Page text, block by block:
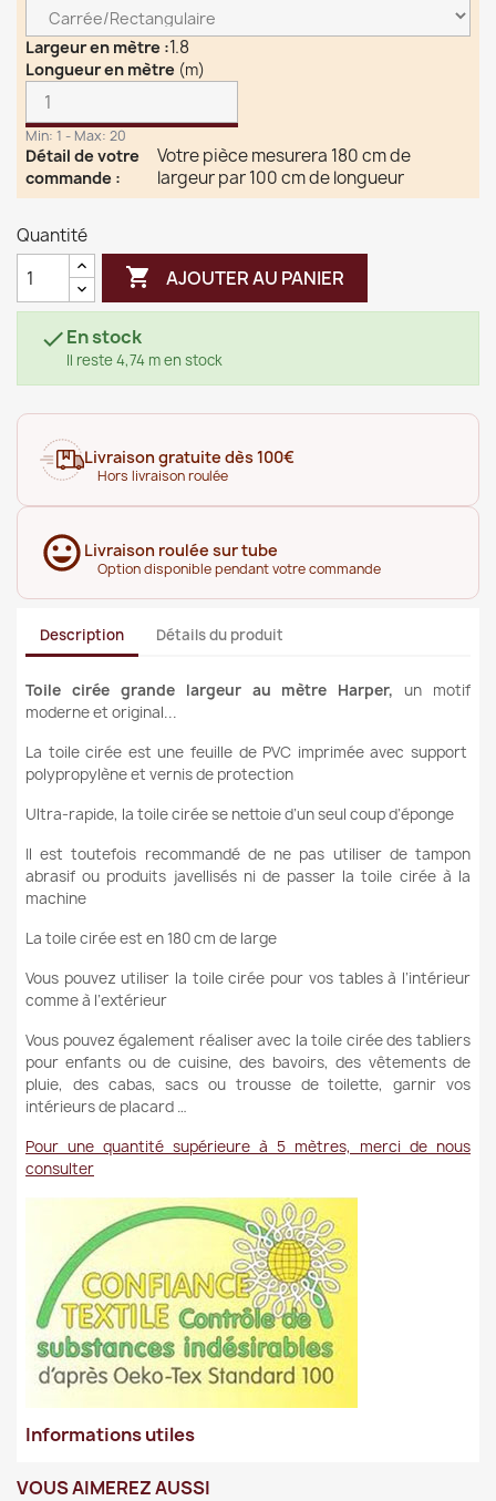
Largeur en mètre :1.8
Longueur en mètre (m)
Min: 1 - Max: 20
Détail de votre
commande :
Votre pièce mesurera 180 cm de
largeur par 100 cm de longueur
Quantité
 AJOUTER AU PANIER
En stock
Il reste 4,74 m en stock
Livraison gratuite dès 100€
Hors livraison roulée
Livraison roulée sur tube
Option disponible pendant votre commande
Description Détails du produit
Toile cirée grande largeur au mètre Harper,un motif
moderne et original...
La toile cirée est une feuille de PVC imprimée avec support
polypropylène et vernis de protection
Ultra-rapide, la toile cirée se nettoie d’un seul coup d’éponge
Il est toutefois recommandé de ne pas utiliser de tampon
abrasif ou produits javellisés ni de passer la toile cirée à la
machine
La toile cirée est en 180 cm de large
Vous pouvez utiliser la toile cirée pour vos tables à l’intérieur
comme à l’extérieur
Vous pouvez également réaliser avec la toile cirée des tabliers
pour enfants ou de cuisine, des bavoirs, des vêtements de
pluie, des cabas, sacs ou trousse de toilette, garnir vos
intérieurs de placard …
Pour une quantité supérieure à 5 mètres, merci de nous
consulter
Informations utiles
VOUS AIMEREZ AUSSI